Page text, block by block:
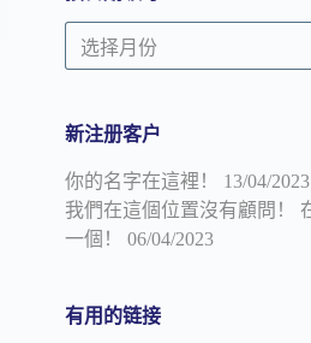
顾
问
按
日
导
新注册客户
你的名字在這裡！
13/04/2023
我們在這個位置沒有顧問！
一個！
06/04/2023
有用的链接